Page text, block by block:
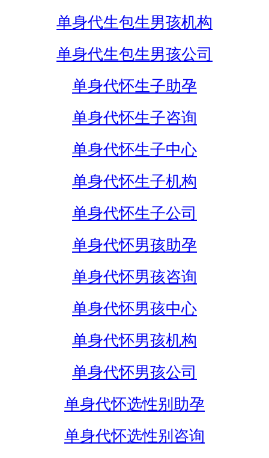
单身代生包生男孩机构
单身代生包生男孩公司
单身代怀生子助孕
单身代怀生子咨询
单身代怀生子中心
单身代怀生子机构
单身代怀生子公司
单身代怀男孩助孕
单身代怀男孩咨询
单身代怀男孩中心
单身代怀男孩机构
单身代怀男孩公司
单身代怀选性别助孕
单身代怀选性别咨询